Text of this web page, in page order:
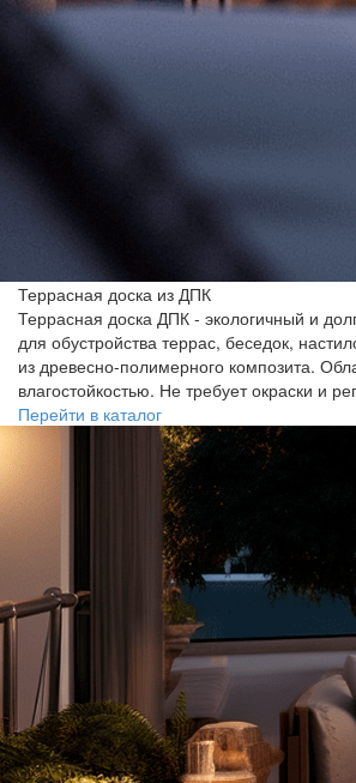
Террасная доска из ДПК
Террасная доска ДПК - экологичный и
для обустройства террас, беседок,
из древесно-полимерного композита.
влагостойкостью. Не требует окраски и
Перейти в каталог